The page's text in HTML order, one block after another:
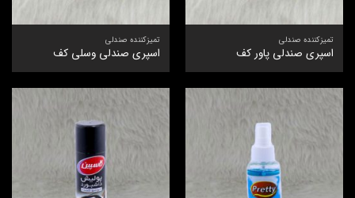
تمیزکننده صندلی
اسپری صندلی پاور کف
تمیزکننده صندلی
اسپری صندلی وسلی کف